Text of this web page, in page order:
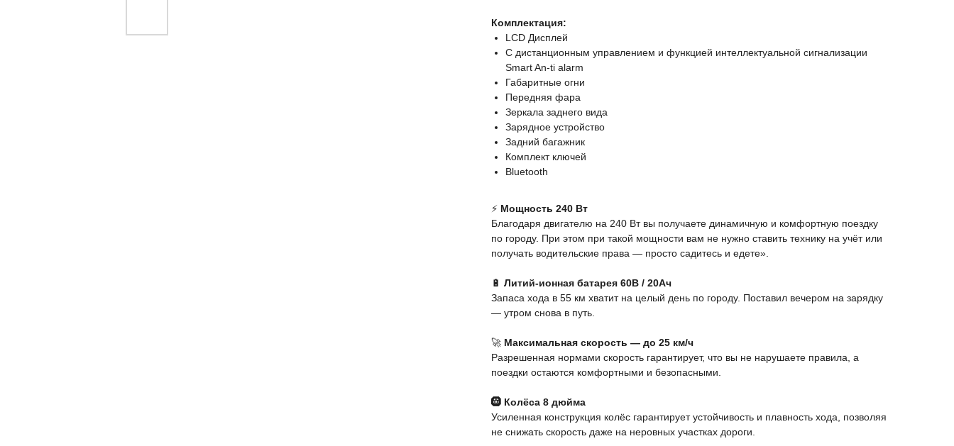
Комплектация:
LCD Дисплей
С дистанционным управлением и функцией интеллектуальной сигнализации
Smart An-ti alarm
Габаритные огни
Передняя фара
Зеркала заднего вида
Зарядное устройство
Задний багажник
Комплект ключей
Bluetooth
⚡️ Мощность 240 Вт
Благодаря двигателю на 240 Вт вы получаете динамичную и комфортную поездку
по городу. При этом при такой мощности вам не нужно ставить технику на учёт или
получать водительские права — просто садитесь и едете».
🔋 Литий-ионная батарея 60В / 20Ач
Запаса хода в 55 км хватит на целый день по городу. Поставил вечером на зарядку
— утром снова в путь.
🚀 Максимальная скорость — до 25 км/ч
Разрешенная нормами скорость гарантирует, что вы не нарушаете правила, а
поездки остаются комфортными и безопасными.
🛞 Колёса 8 дюйма
Усиленная конструкция колёс гарантирует устойчивость и плавность хода, позволяя
не снижать скорость даже на неровных участках дороги.